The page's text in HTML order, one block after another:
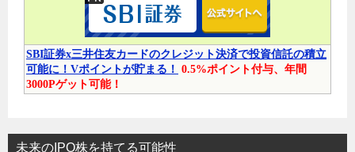
SBI証券x三井住友カードのクレジット決済で投資信託の積立
可能に！Vポイントが貯まる！ 0.5%ポイント付与、年間
3000Pゲット可能！
未来のIPO株を持てる可能性